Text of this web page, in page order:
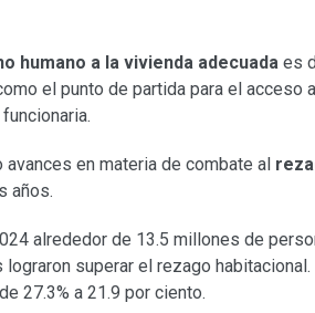
humano a la vivienda adecuada es
el punto de partida para el acceso
en materia de combate al
años.
alrededor de 13.5 millones de
superar el rezago
27.3% a 21.9 por ciento.